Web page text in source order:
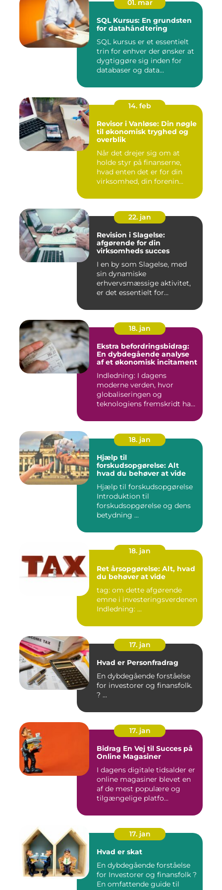
01. mar
SQL Kursus: En grundsten
for datahåndtering
SQL kursus er et essentielt
trin for enhver der ønsker at
dygtiggøre sig inden for
databaser og data...
14. feb
Revisor i Vanløse: Din nøgle
til økonomisk tryghed og
overblik
Når det drejer sig om at
holde styr på finanserne,
hvad enten det er for din
virksomhed, din forenin...
22. jan
Revision i Slagelse:
afgørende for din
virksomheds succes
I en by som Slagelse, med
sin dynamiske
erhvervsmæssige aktivitet,
er det essentielt for
18. jan
Ekstra befordringsbidrag:
En dybdegående analyse
af et økonomisk incitament
Indledning: I dagens
moderne verden, hvor
globaliseringen og
teknologiens fremskridt har
18. jan
Hjælp til
forskudsopgørelse: Alt
hvad du behøver at vide
Hjælp til forskudsopgørelse
Introduktion til
forskudsopgørelse og dens
betydning ...
18. jan
Ret årsopgørelse: Alt, hvad
du behøver at vide
tag: om dette afgørende
emne i investeringsverdenen
Indledning: ...
17. jan
Hvad er Personfradrag
En dybdegående forståelse
for investorer og finansfolk.
? ...
17. jan
Bidrag En Vej til Succes på
Online Magasiner
I dagens digitale tidsalder er
online magasiner blevet en
af de mest populære og
tilgængelige platfo...
17. jan
Hvad er skat
En dybdegående forståelse
for Investorer og finansfolk ?
En omfattende guide til